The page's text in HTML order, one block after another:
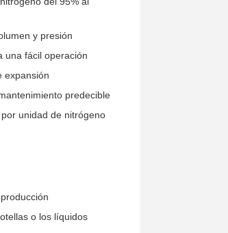
y presión
una fácil operación
expansión
predecible
unidad de nitrógeno
o los líquidos